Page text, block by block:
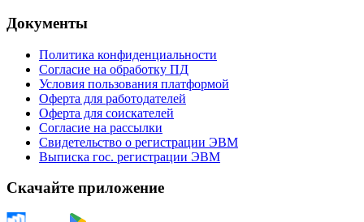
Документы
Политика конфиденциальности
Согласие на обработку ПД
Условия пользования платформой
Оферта для работодателей
Оферта для соискателей
Согласие на рассылки
Свидетельство о регистрации ЭВМ
Выписка гос. регистрации ЭВМ
Скачайте приложение